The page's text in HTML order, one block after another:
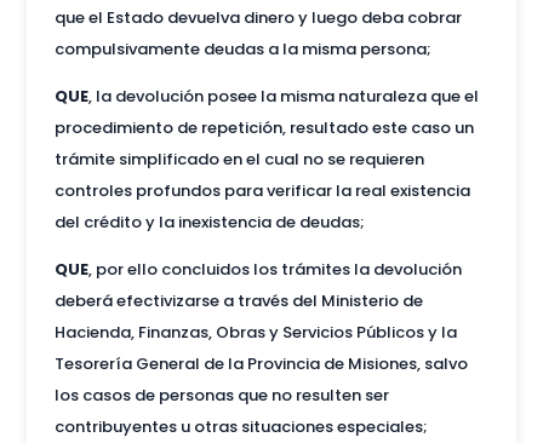
que el Estado devuelva dinero y luego deba cobrar
compulsivamente deudas a la misma persona;
QUE, la devolución posee la misma naturaleza que el
procedimiento de repetición, resultado este caso un
trámite simplificado en el cual no se requieren
controles profundos para verificar la real existencia
del crédito y la inexistencia de deudas;
QUE, por ello concluidos los trámites la devolución
deberá efectivizarse a través del Ministerio de
Hacienda, Finanzas, Obras y Servicios Públicos y la
Tesorería General de la Provincia de Misiones, salvo
los casos de personas que no resulten ser
contribuyentes u otras situaciones especiales;